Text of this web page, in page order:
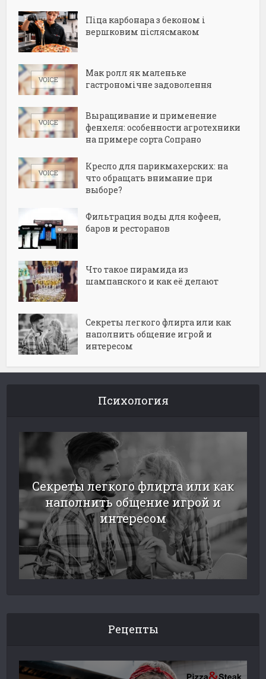
Піца карбонара з беконом і
вершковим післясмаком
Мак ролл як маленьке
гастрономічне задоволення
Выращивание и применение
фенхеля: особенности агротехники
на примере сорта Сопрано
Кресло для парикмахерских: на
что обращать внимание при
выборе?
Фильтрация воды для кофеен,
баров и ресторанов
Что такое пирамида из
шампанского и как её делают
Секреты легкого флирта или как
наполнить общение игрой и
интересом
Психология
Секреты легкого флирта или как
наполнить общение игрой и
интересом
Рецепты